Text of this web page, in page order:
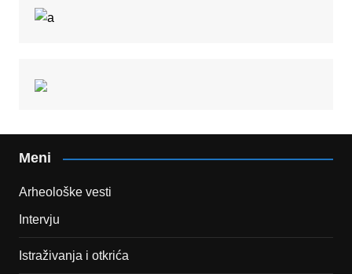
Meni
Arheološke vesti
Intervju
Istraživanja i otkrića